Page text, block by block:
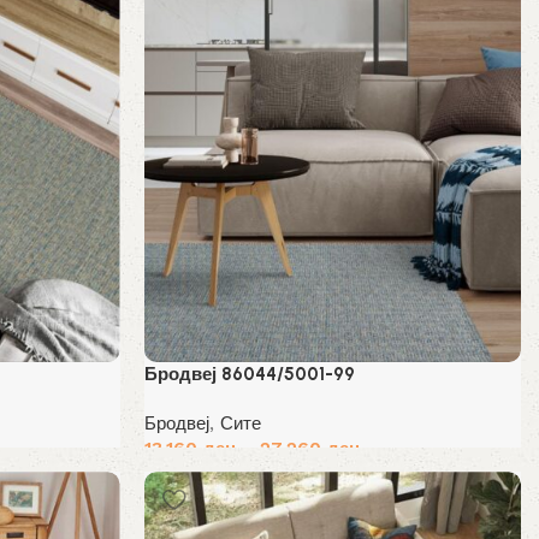
Бродвеј 86044/5001-99
Бродвеј, Сите
13,160 ден 27,260 ден
Избери опции